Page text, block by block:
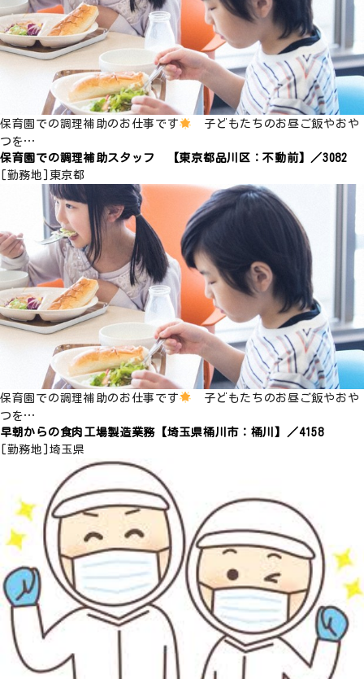
保育園での調理補助のお仕事です
子どもたちのお昼ご飯やおや
つを…
保育園での調理補助スタッフ 【東京都品川区：不動前】／3082
[勤務地]
東京都
保育園での調理補助のお仕事です
子どもたちのお昼ご飯やおや
つを…
早朝からの食肉工場製造業務【埼玉県桶川市：桶川】／4158
[勤務地] 埼玉県